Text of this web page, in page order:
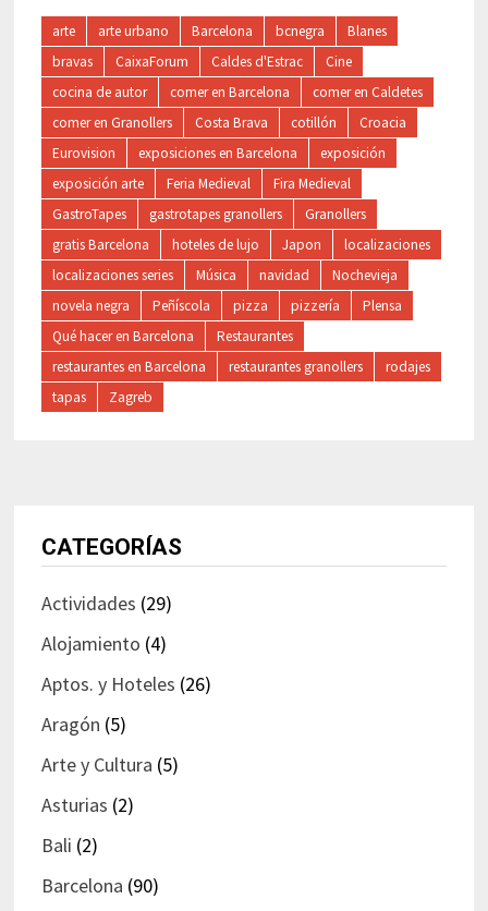
arte arte urbano Barcelona bcnegra
Blanes
bravas
CaixaForum Caldes d'Estrac
Cine
cocina de autor
comer en Barcelona
comer en Caldetes
comer en Granollers
Costa Brava cotillón
Croacia
Eurovision
exposiciones en Barcelona
exposición
exposición arte
Feria Medieval
Fira Medieval
GastroTapes
gastrotapes granollers
Granollers
gratis Barcelona
hoteles de lujo Japon
localizaciones
localizaciones series
Música navidad
Nochevieja
novela negra
Peñíscola pizza pizzería
Plensa
Qué hacer en Barcelona
Restaurantes
restaurantes en Barcelona
restaurantes granollers
rodajes
tapas
Zagreb
CATEGORÍAS
Actividades (29)
Alojamiento (4)
Aptos. y Hoteles (26)
Aragón (5)
Arte y Cultura (5)
Asturias (2)
Bali (2)
Barcelona (90)